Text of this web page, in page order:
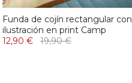
Funda de cojín rectangular con
ilustración en print Camp
12,90 €
19,90 €